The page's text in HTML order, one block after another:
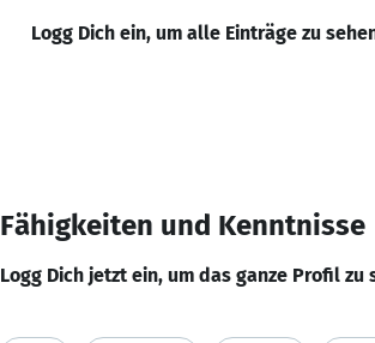
Logg Dich ein, um alle Einträge zu
Fähigkeiten und Kenntnisse
Logg Dich jetzt ein, um das ganze Profil zu